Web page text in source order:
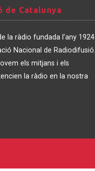
de Catalunya
la ràdio fundada l’any 1924
Nacional de Radiodifusió.
els mitjans i els
la ràdio en la nostra